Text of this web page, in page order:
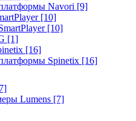
Navori [9]
[10]
[10]
[1]
[16]
Spinetix [16]
Lumens [7]